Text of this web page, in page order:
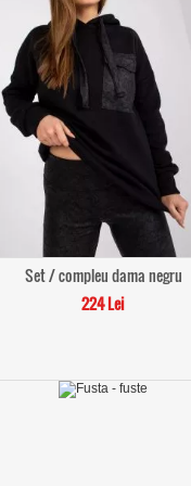
Set / compleu dama negru
224 Lei